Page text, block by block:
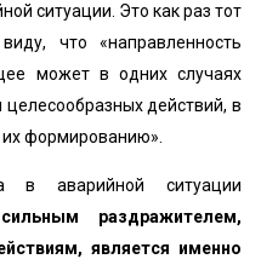
ситуации. Это как раз тот
что «направленность
может в одних случаях
действий, в
формированию».
в аварийной ситуации
раздражителем,
является именно